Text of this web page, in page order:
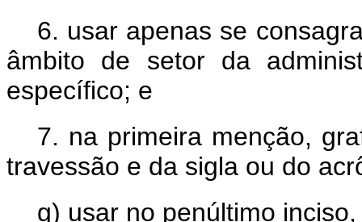
6. usar apenas se
âmbito de setor da
específico; e
7. na primeira menção,
travessão e da sigla ou do
g) usar no penúltimo